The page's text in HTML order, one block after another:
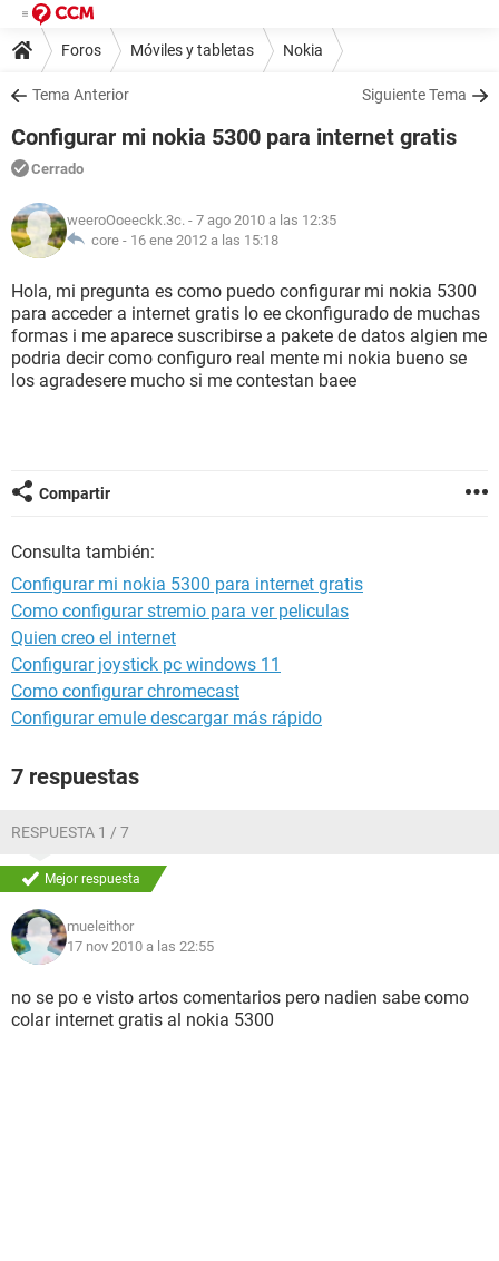
Foros Móviles y tabletas Nokia
Tema Anterior Siguiente Tema
Configurar mi nokia 5300 para internet gratis
Cerrado
weeroOoeeckk.3c. - 7 ago 2010 a las 12:35
core - 16 ene 2012 a las 15:18
Hola, mi pregunta es como puedo configurar mi nokia 5300
para acceder a internet gratis lo ee ckonfigurado de muchas
formas i me aparece suscribirse a pakete de datos algien me
podria decir como configuro real mente mi nokia bueno se
los agradesere mucho si me contestan baee
Compartir
Consulta también:
Configurar mi nokia 5300 para internet gratis
Como configurar stremio para ver peliculas
Quien creo el internet
Configurar joystick pc windows 11
Como configurar chromecast
Configurar emule descargar más rápido
7 respuestas
RESPUESTA 1 / 7
Mejor respuesta
mueleithor
17 nov 2010 a las 22:55
no se po e visto artos comentarios pero nadien sabe como
colar internet gratis al nokia 5300